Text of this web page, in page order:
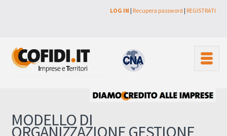
LOG IN | Recupera password | REGISTRATI
MODELLO DI
ORGANIZZAZIONE GESTIONE